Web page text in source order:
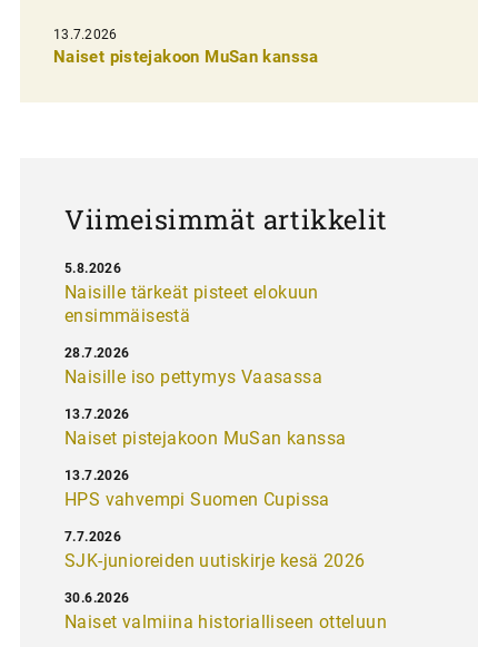
e
13.7.2026
Naiset pistejakoon MuSan kanssa
Viimeisimmät artikkelit
Naisille tärkeät pisteet elokuun
ensimmäisestä
5.8.2026
Naisille iso pettymys Vaasassa
28.7.2026
Naiset pistejakoon MuSan kanssa
13.7.2026
HPS vahvempi Suomen Cupissa
13.7.2026
SJK-junioreiden uutiskirje kesä 2026
7.7.2026
Naiset valmiina historialliseen otteluun
30.6.2026